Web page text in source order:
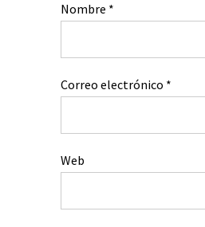
Nombre *
Correo electrónico *
Web